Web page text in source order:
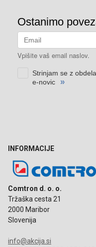
INFORMACIJE
Comtron d. o. o.
Tržaška cesta 21
2000 Maribor
Slovenija
info@akcija.si